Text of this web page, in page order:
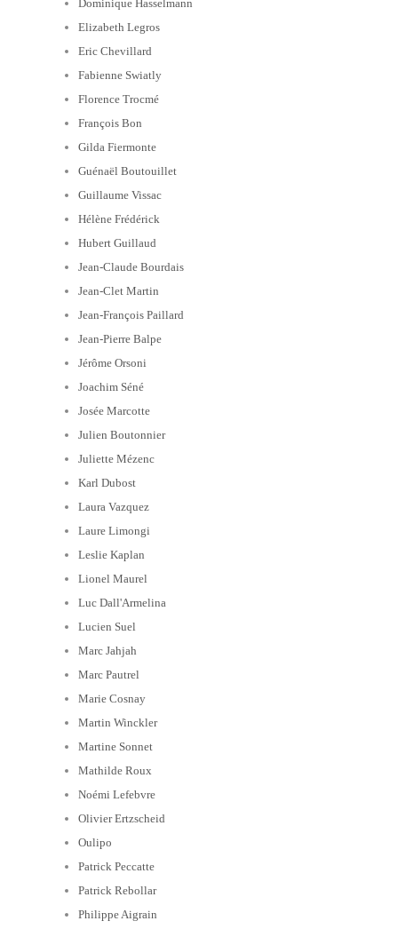
Dominique Hasselmann
Elizabeth Legros
Eric Chevillard
Fabienne Swiatly
Florence Trocmé
François Bon
Gilda Fiermonte
Guénaël Boutouillet
Guillaume Vissac
Hélène Frédérick
Hubert Guillaud
Jean-Claude Bourdais
Jean-Clet Martin
Jean-François Paillard
Jean-Pierre Balpe
Jérôme Orsoni
Joachim Séné
Josée Marcotte
Julien Boutonnier
Juliette Mézenc
Karl Dubost
Laura Vazquez
Laure Limongi
Leslie Kaplan
Lionel Maurel
Luc Dall'Armelina
Lucien Suel
Marc Jahjah
Marc Pautrel
Marie Cosnay
Martin Winckler
Martine Sonnet
Mathilde Roux
Noémi Lefebvre
Olivier Ertzscheid
Oulipo
Patrick Peccatte
Patrick Rebollar
Philippe Aigrain